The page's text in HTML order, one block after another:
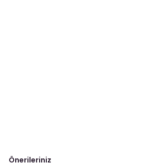
Önerileriniz